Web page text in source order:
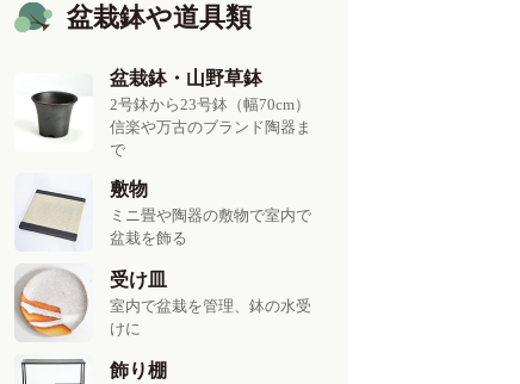
盆栽鉢や道具類
盆栽鉢・山野草鉢
2号鉢から23号鉢（幅70cm）
信楽や万古のブランド陶器ま
で
敷物
ミニ畳や陶器の敷物で室内で
盆栽を飾る
受け皿
室内で盆栽を管理、鉢の水受
けに
飾り棚